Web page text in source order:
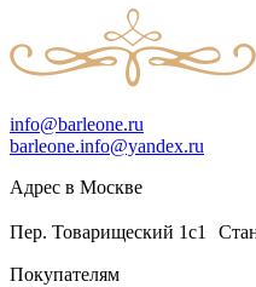
info@barleone.ru
barleone.info@yandex.ru
Адрес в Москве
Пер. Товарищеский 1с1
Покупателям